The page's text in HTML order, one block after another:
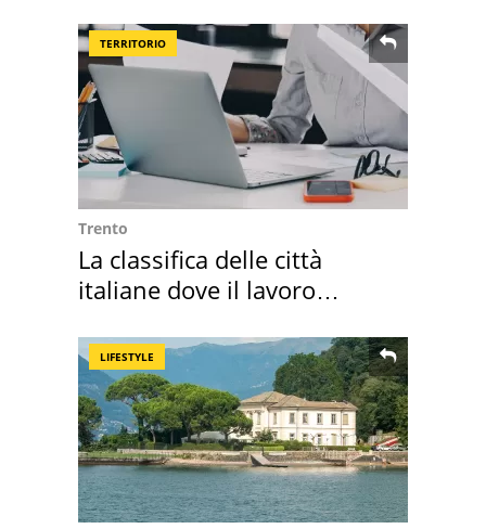
TERRITORIO
Trento
La classifica delle città
italiane dove il lavoro
LIFESTYLE